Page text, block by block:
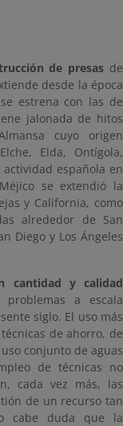
de presas de
desde la época
estrena con las de
jalonada de hitos
cuyo origen
Elda, Ontígola,
española en
se extendió la
y California, como
alrededor de San
Diego y Los Ángeles
cantidad y calidad
a escala
siglo. El uso más
de ahorro, de
conjunto de aguas
de técnicas no
cada vez más, las
de un recurso tan
cabe duda que la